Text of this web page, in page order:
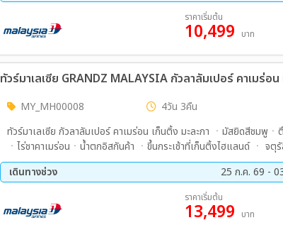
21 ส.ค. 69 - 23 ส.ค. 69
04 ก.ย. 69 - 06 ก.ย. 69
11 ก.ย. 69 - 13 ก.ย. 69
16 ต.ค. 69 - 18 ต.ค. 69
23 ต.ค. 69 - 25 ต.ค. 69
13 พ.ย. 69 - 15 พ.ย. 69
20 พ.ย. 69 - 22 พ.ย. 69
05 ธ.ค. 69 - 07 ธ.ค. 69
10 ธ.ค. 69 - 12 ธ.ค. 69
01 ม.ค. 70 - 03 ม.ค. 70
ราคาเริ่มต้น
10,499 บาท
MY_MH00008 4วัน 3คืน
ทัวร์มาเลเซีย กัวลาลัมเปอร์ คาเมร่อน เก็นติ้ง มะละกา ㆍมัสยิดสีชมพู
ㆍไร่ชาคาเมร่อนㆍน้ำตกอิสกันค้า ㆍขึ้นกระเช้าที่เก็นติ้งไฮแลนด์ ㆍ จ
มะละกา
เดินทางช่วง
25 ก.ค. 69 -
24 ก.ย. 69 - 27 ก.ย. 69
22 ต.ค. 69 - 25 ต.ค. 69
20 พ.ย. 69 - 23 พ.ย. 69
ราคาเริ่มต้น
13,499 บาท